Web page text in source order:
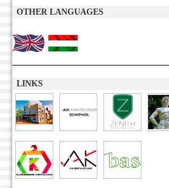
OTHER LANGUAGES
LINKS